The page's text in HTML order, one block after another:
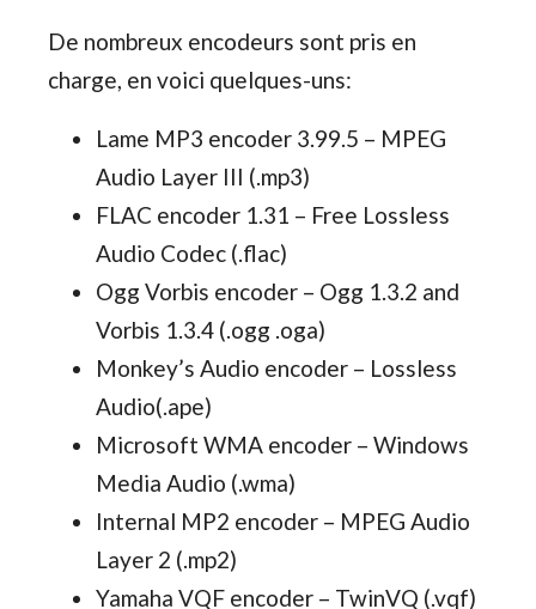
De nombreux encodeurs sont pris en
charge, en voici quelques-uns:
Lame MP3 encoder 3.99.5 – MPEG
Audio Layer III (.mp3)
FLAC encoder 1.31 – Free Lossless
Audio Codec (.flac)
Ogg Vorbis encoder – Ogg 1.3.2 and
Vorbis 1.3.4 (.ogg .oga)
Monkey’s Audio encoder – Lossless
Audio(.ape)
Microsoft WMA encoder – Windows
Media Audio (.wma)
Internal MP2 encoder – MPEG Audio
Layer 2 (.mp2)
Yamaha VQF encoder – TwinVQ (.vqf)